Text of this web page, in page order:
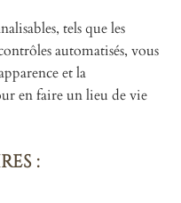
tels que les
automatisés, vous
et la
en faire un lieu de vie
: